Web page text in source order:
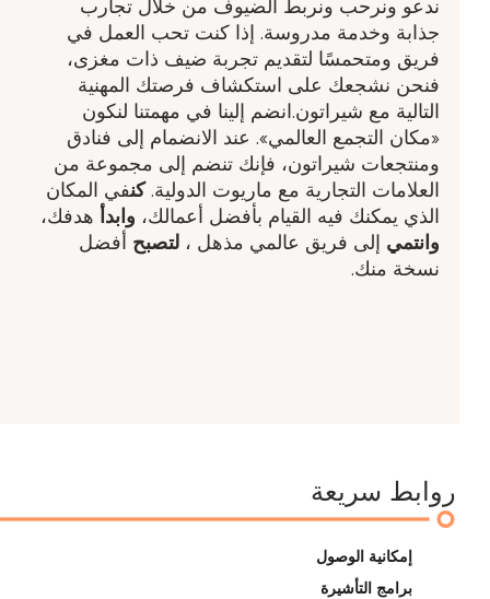
ندعو ونرحب ونربط الضيوف من خلال تجارب
جذابة وخدمة مدروسة. إذا كنت تحب العمل في
فريق ومتحمسًا لتقديم تجربة ضيف ذات مغزى،
فنحن نشجعك على استكشاف فرصتك المهنية
التالية مع شيراتون.انضم إلينا في مهمتنا لنكون
«مكان التجمع العالمي». عند الانضمام إلى فنادق
ومنتجعات شيراتون، فإنك تنضم إلى مجموعة من
العلامات التجارية مع ماريوت الدولية.كنفي المكان
الذي يمكنك فيه القيام بأفضل أعمالك،وابدأهدفك​،
وانتميإلى فريق عالمي مذهل ​،لتصبحأفضل
نسخة منك.
روابط سريعة
إمكانية الوصول
برامج التأشيرة